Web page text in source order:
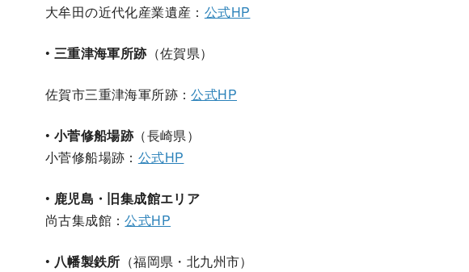
大牟田の近代化産業遺産： 公式HP
• 三重津海軍所跡（佐賀県）
佐賀市三重津海軍所跡：公式HP
• 小菅修船場跡（長崎県）
小菅修船場跡： 公式HP
• 鹿児島・旧集成館エリア
尚古集成館：公式HP
• 八幡製鉄所 （福岡県・北九州市）